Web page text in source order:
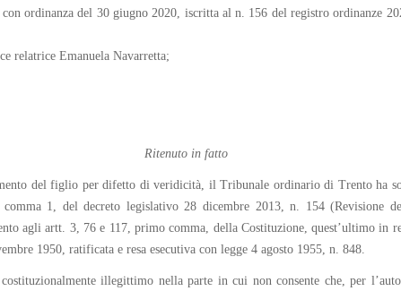
ordinanza del 30 giugno 2020, iscritta al n. 156 del registro ordinanze
relatrice Emanuela Navarretta;
Ritenuto in fatto
del figlio per difetto di veridicità, il Tribunale ordinario di Trento ha
1, del decreto legislativo 28 dicembre 2013, n. 154 (Revisione
agli artt. 3, 76 e 117, primo comma, della Costituzione, quest’ultimo in
1950, ratificata e resa esecutiva con legge 4 agosto 1955, n. 848.
illegittimo nella parte in cui non consente che, per